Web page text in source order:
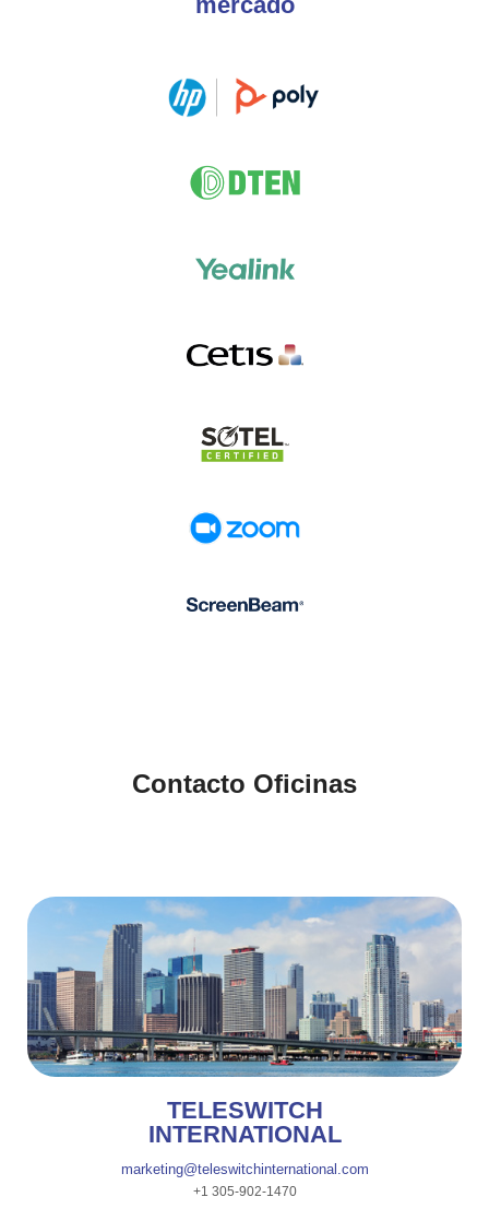
Contacto Oficinas
MIAMI
TELESWITCH
INTERNATIONAL
marketing@teleswitchinternational.com
+1 305-902-1470